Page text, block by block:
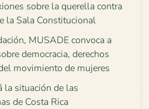
sobre la querella contra
la Sala Constitucional
MUSADE convoca a
democracia, derechos
movimiento de mujeres
la situación de las
de Costa Rica